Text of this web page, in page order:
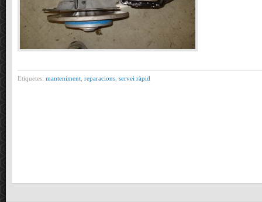
Etiquetes: manteniment reparacions servei ràpid